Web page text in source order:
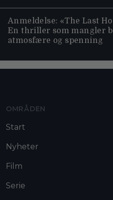
Anmeldelse: «The Last
En thriller som mangler
atmosfære og spenning
OMRÅDEN
Start
Nyheter
Film
Serie